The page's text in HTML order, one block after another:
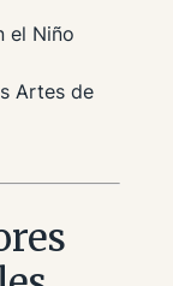
el Niño
Artes de